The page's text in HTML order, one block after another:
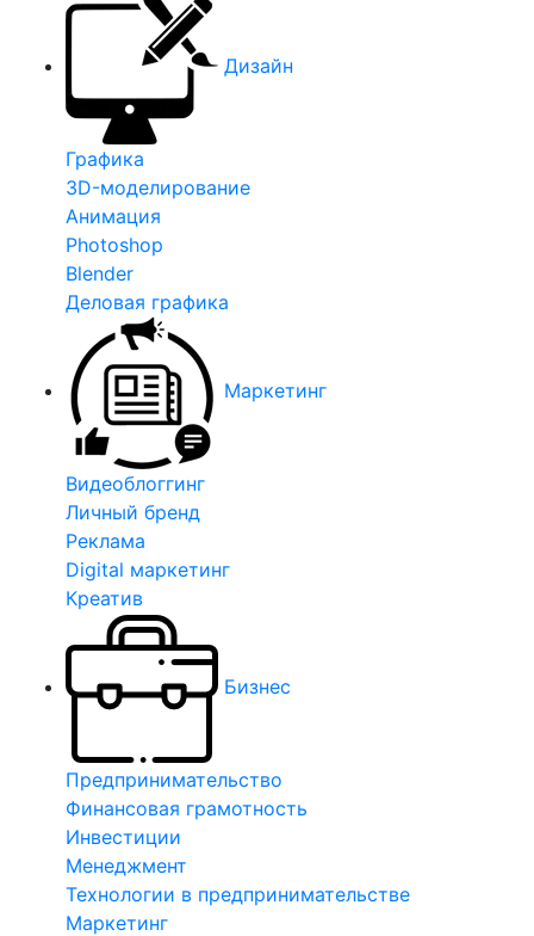
Дизайн
Графика
3D-моделирование
Анимация
Photoshop
Blender
Деловая графика
Маркетинг
Видеоблоггинг
Личный бренд
Реклама
Digital маркетинг
Креатив
Бизнес
Предпринимательство
Финансовая грамотность
Инвестиции
Менеджмент
Технологии в предпринимательстве
Маркетинг